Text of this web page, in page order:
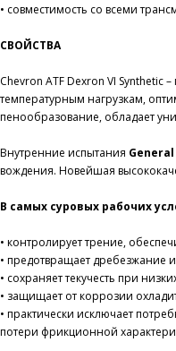
• совместимость со всеми
СВОЙСТВА
Chevron ATF Dexron VI
температурным нагрузкам,
пенообразование, обладает
Внутренние испытания
вождения. Новейшая
В самых суровых рабочих
• контролирует трение,
• предотвращает дребезжание
• сохраняет текучесть при
• защищает от коррозии
• практически исключает
потери фрикционной